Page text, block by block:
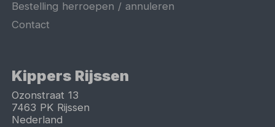
Bestelling herroepen / annuleren
Contact
Kippers Rijssen
Ozonstraat 13
7463 PK Rijssen
Nederland